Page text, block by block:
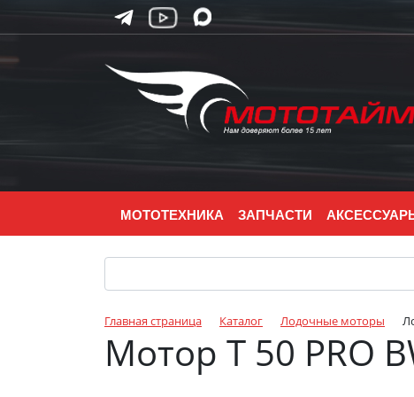
МОТОТЕХНИКА ЗАПЧАСТИ
Главная страница Каталог Лодочные моторы
Мотор Т 50 PRO